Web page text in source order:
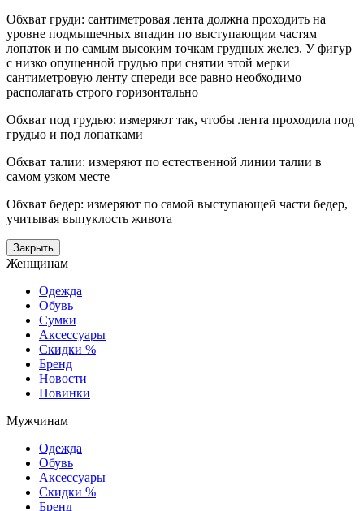
Обхват груди: сантиметровая лента должна проходить на
уровне подмышечных впадин по выступающим частям
лопаток и по самым высоким точкам грудных желез. У фигур
с низко опущенной грудью при снятии этой мерки
сантиметровую ленту спереди все равно необходимо
располагать строго горизонтально
Обхват под грудью: измеряют так, чтобы лента проходила под
грудью и под лопатками
Обхват талии: измеряют по естественной линии талии в
самом узком месте
Обхват бедер: измеряют по самой выступающей части бедер,
учитывая выпуклость живота
Закрыть
Женщинам
Одежда
Обувь
Сумки
Аксессуары
Скидки %
Бренд
Новости
Новинки
Мужчинам
Одежда
Обувь
Аксессуары
Скидки %
Бренд